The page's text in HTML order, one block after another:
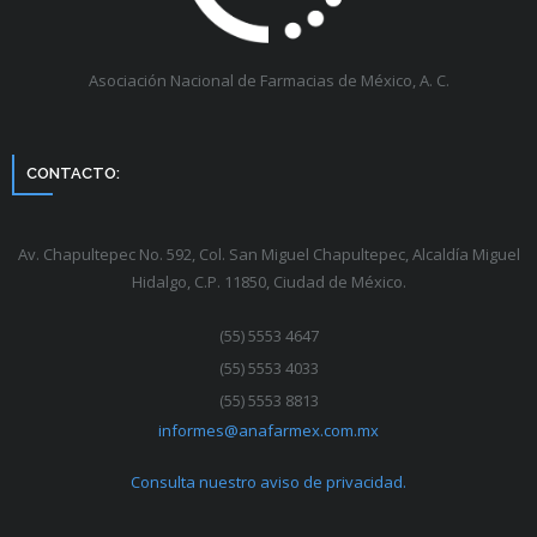
Asociación Nacional de Farmacias de México, A. C.
CONTACTO:
Av. Chapultepec No. 592, Col. San Miguel Chapultepec, Alcaldía Miguel
Hidalgo, C.P. 11850, Ciudad de México.
(55) 5553 4647
(55) 5553 4033
(55) 5553 8813
informes@anafarmex.com.mx
Consulta nuestro aviso de privacidad.